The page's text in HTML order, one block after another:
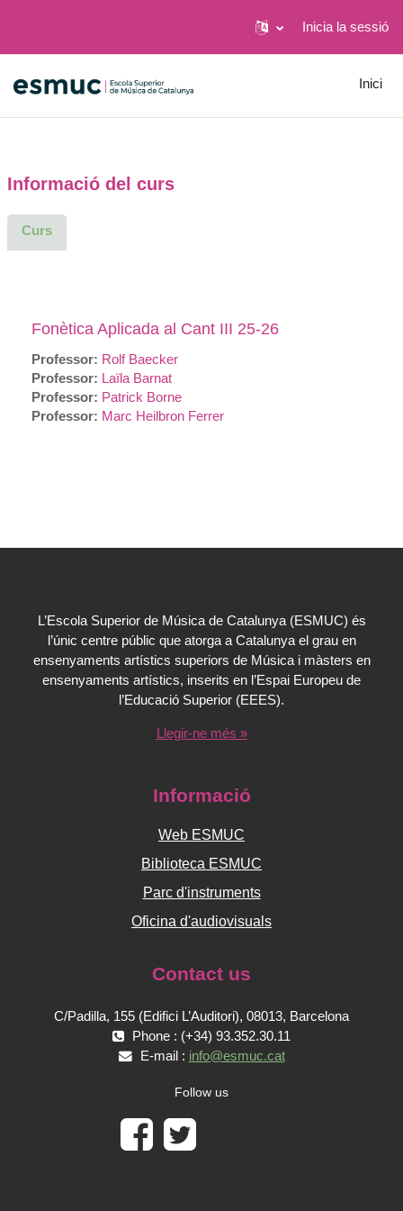
Inicia la sessió
Inici
Informació del curs
Curs
Fonètica Aplicada al Cant III 25-26
Professor: Rolf Baecker
Professor: Laïla Barnat
Professor: Patrick Borne
Professor: Marc Heilbron Ferrer
L’Escola Superior de Música de Catalunya (ESMUC) és
l’únic centre públic que atorga a Catalunya el grau en
ensenyaments artístics superiors de Música i màsters en
ensenyaments artístics, inserits en l’Espai Europeu de
l’Educació Superior (EEES).
Llegir-ne més »
Informació
Web ESMUC
Biblioteca ESMUC
Parc d'instruments
Oficina d'audiovisuals
Contact us
C/Padilla, 155 (Edifici L’Auditori), 08013, Barcelona
Phone : (+34) 93.352.30.11
E-mail : info@esmuc.cat
Follow us